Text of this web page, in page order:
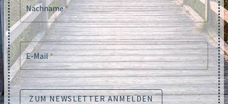
Nachname*
E-Mail*
ZUM NEWSLETTER ANMELDEN